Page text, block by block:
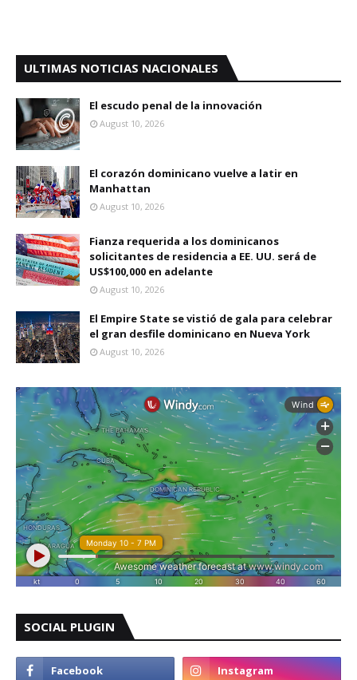
ULTIMAS NOTICIAS NACIONALES
El escudo penal de la innovación
August 10, 2026
El corazón dominicano vuelve a latir en
Manhattan
August 10, 2026
Fianza requerida a los dominicanos
solicitantes de residencia a EE. UU. será de
US$100,000 en adelante
August 10, 2026
El Empire State se vistió de gala para celebrar
el gran desfile dominicano en Nueva York
August 10, 2026
SOCIAL PLUGIN